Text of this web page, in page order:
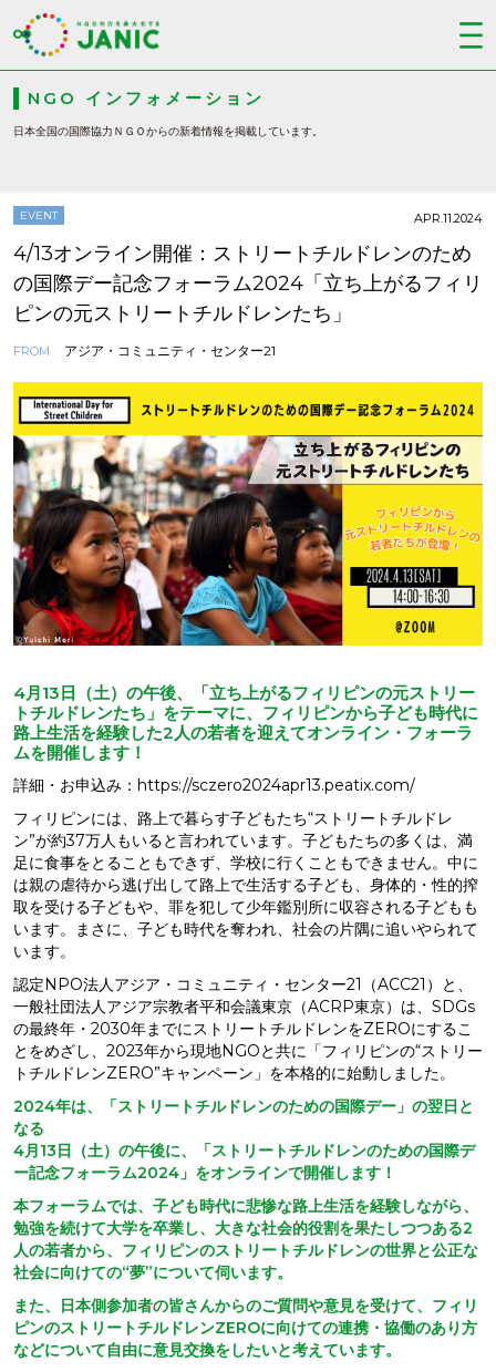
NGO インフォメーション
日本全国の国際協力ＮＧＯからの新着情報を掲載しています。
EVENT
4/13オンライン開催：ストリートチルドレンのため
の国際デー記念フォーラム2024「立ち上がるフィリ
ピンの元ストリートチルドレンたち」
FROM アジア・コミュニティ・センター21
APR.11.2024
4月13日（土）の午後、「立ち上がるフィリピンの元ストリー
トチルドレンたち」をテーマに、フィリピンから子ども時代に
路上生活を経験した2人の若者を迎えてオンライン・フォーラ
ムを開催します！
詳細・お申込み：https://sczero2024apr13.peatix.com/
フィリピンには、路上で暮らす子どもたち“ストリートチルドレ
ン”が約37万人もいると言われています。子どもたちの多くは、満
足に食事をとることもできず、学校に行くこともできません。中に
は親の虐待から逃げ出して路上で生活する子ども、身体的・性的搾
取を受ける子どもや、罪を犯して少年鑑別所に収容される子どもも
います。まさに、子ども時代を奪われ、社会の片隅に追いやられて
います。
認定NPO法人アジア・コミュニティ・センター21（ACC21）と、
一般社団法人アジア宗教者平和会議東京（ACRP東京）は、SDGs
の最終年・2030年までにストリートチルドレンをZEROにするこ
とをめざし、2023年から現地NGOと共に「フィリピンの“ストリー
トチルドレンZERO”キャンペーン」を本格的に始動しました。
2024年は、「ストリートチルドレンのための国際デー」の翌日と
なる
4月13日（土）の午後に、「ストリートチルドレンのための国際デ
ー記念フォーラム2024」をオンラインで開催します！
本フォーラムでは、子ども時代に悲惨な路上生活を経験しながら、
勉強を続けて大学を卒業し、大きな社会的役割を果たしつつある2
人の若者から、フィリピンのストリートチルドレンの世界と公正な
社会に向けての“夢”について伺います。
また、日本側参加者の皆さんからのご質問や意見を受けて、フィリ
ピンのストリートチルドレンZEROに向けての連携・協働のあり方
などについて自由に意見交換をしたいと考えています。